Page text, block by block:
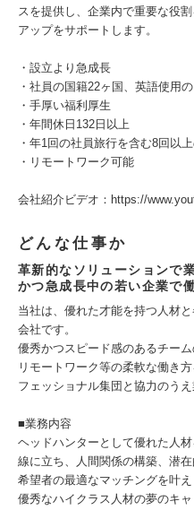
スを提供し、企業内で重要な役
アップをサポートします。
・設立より急成長
・社員の国籍22ヶ国、英語使用
・手厚い福利厚生
・年間休日132日以上
・年1回の社員旅行を含む8回以
・リモートワーク可能
会社紹介ビデオ：https://
どんな仕事か
革新的なソリューションで
かつ急成長中の若い企業で
当社は、優れた才能を持つ人材
会社です。
優秀かつスピード感のあるチー
リモートワーク等の柔軟な働き
フェッショナル集団と協力のう
■業務内容
ヘッドハンターとして優れた人
線に立ち、人間関係の構築、潜
希望者の最適なマッチングを叶え
優秀なハイクラス人材の夢のキ